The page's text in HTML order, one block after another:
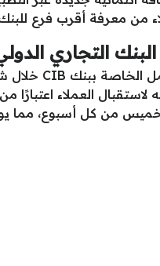
من معرفة أقرب فرع
التجاري الدولي
لاستقبال العملاء
من كل أسبوع، مما